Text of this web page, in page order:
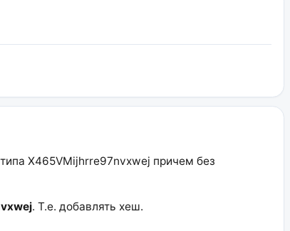
X465VMijhrre97nvxwej причем без
. Т.е. добавлять хеш.